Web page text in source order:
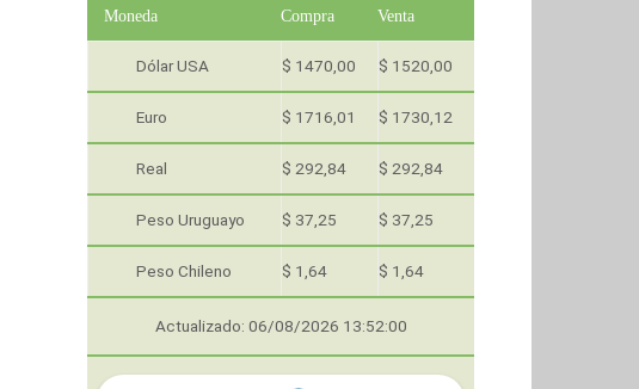
Moneda Compra Venta
Dólar USA $ 1470,00 $ 1520,00
Euro $ 1716,01 $ 1730,12
Real $ 292,84 $ 292,84
Peso Uruguayo $ 37,25 $ 37,25
Peso Chileno $ 1,64 $ 1,64
Actualizado: 06/08/2026 13:52:00